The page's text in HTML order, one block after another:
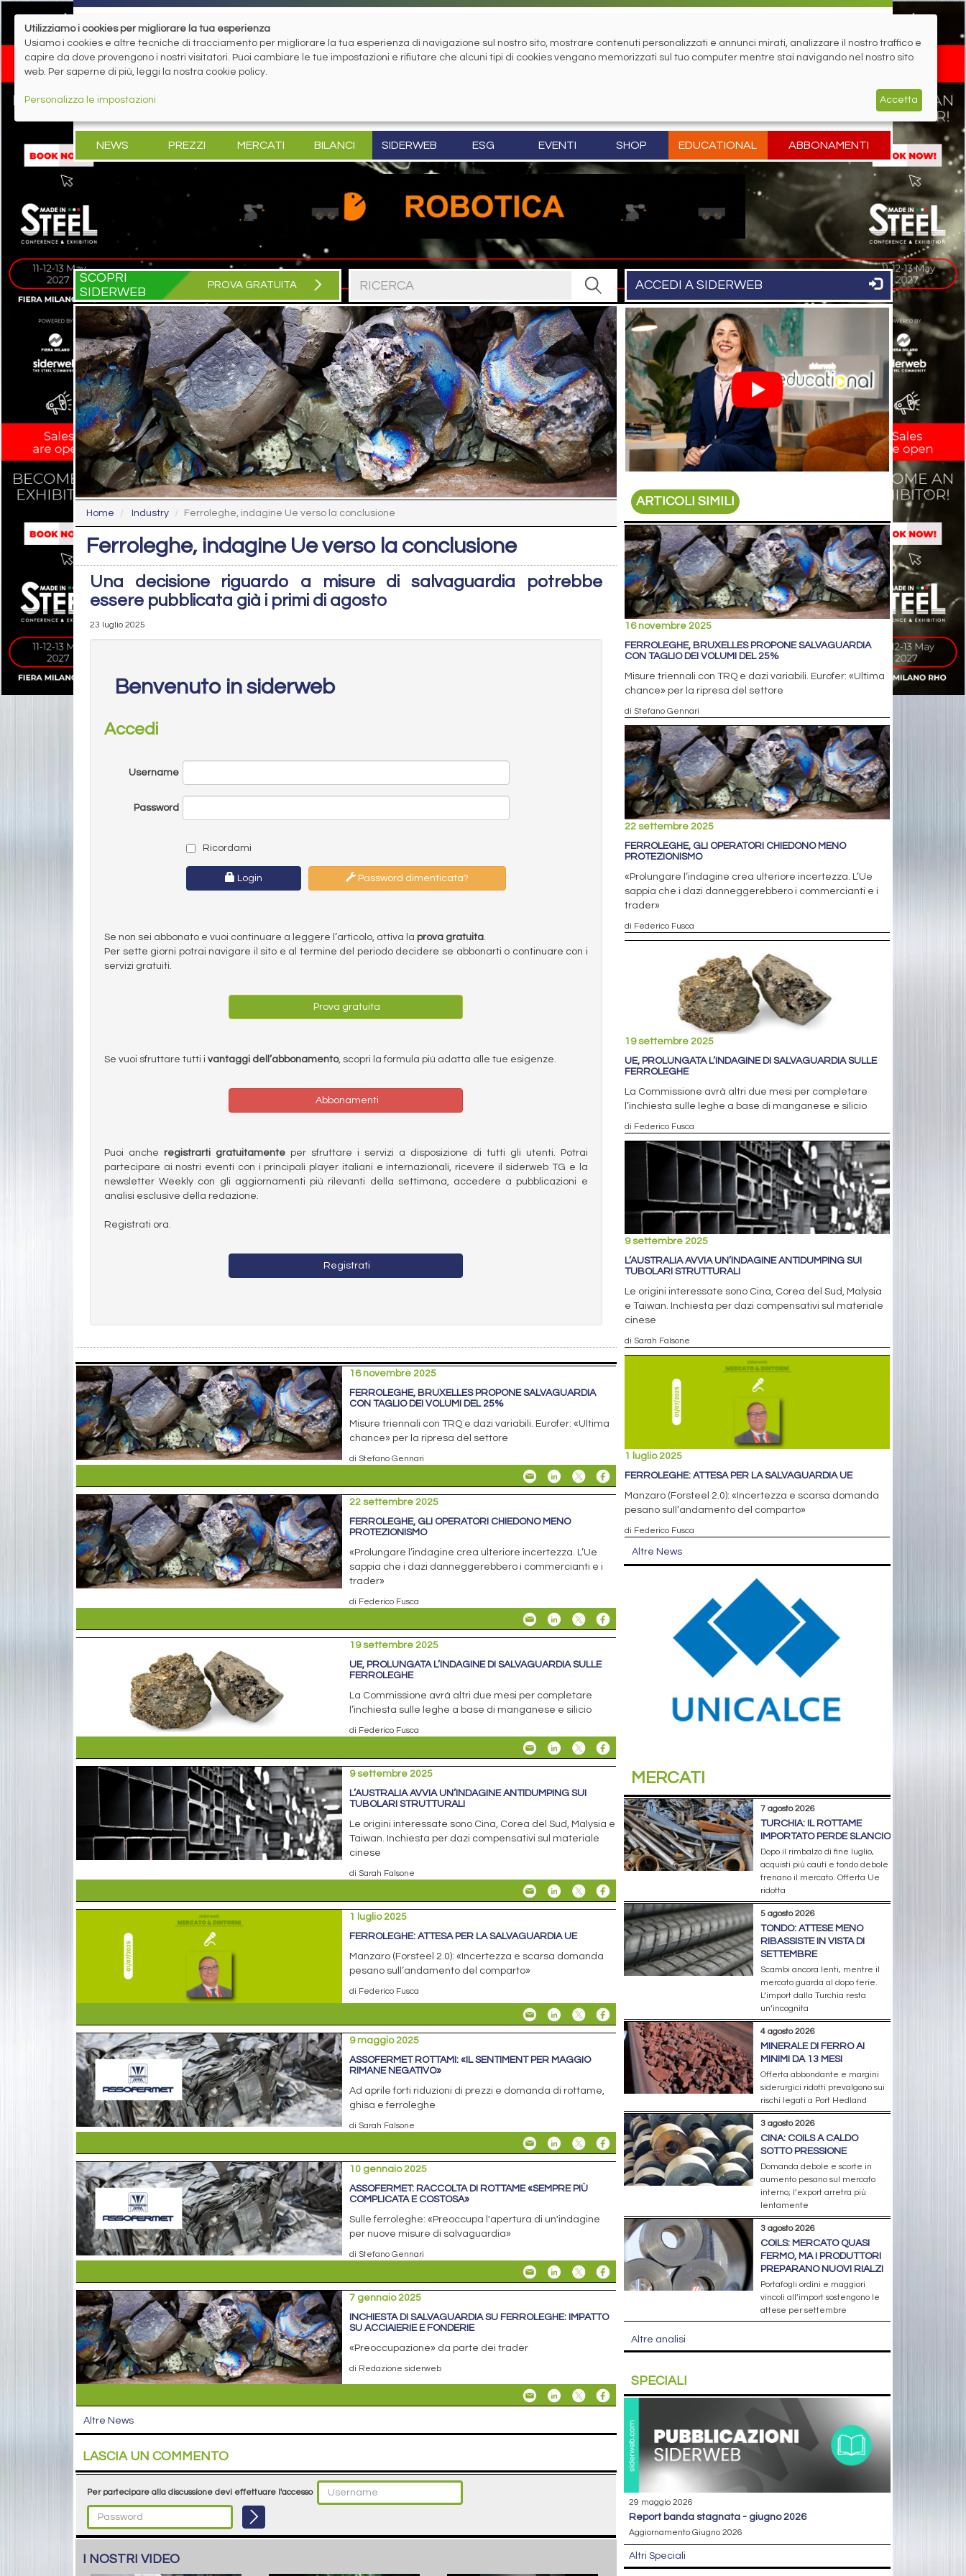
NEWS PREZZI MERCATI BILANCI SIDERWEB ESG EVENTI SHOP EDUCATIONAL ABBONAMENTI
SCOPRI
SIDERWEB
PROVA GRATUITA ACCEDI A SIDERWEB
Home Industry Ferroleghe, indagine Ue verso la conclusione
Ferroleghe, indagine Ue verso la conclusione
Una decisione riguardo a misure di salvaguardia potrebbe
essere pubblicata già i primi di agosto
23 luglio 2025
Benvenuto in siderweb
Accedi
Username
Password
Ricordami
Login Password dimenticata?
Se non sei abbonato e vuoi continuare a leggere l’articolo, attiva la prova gratuita.
Per sette giorni potrai navigare il sito e al termine del periodo decidere se abbonarti o continuare con i
servizi gratuiti.
Prova gratuita
Se vuoi sfruttare tutti i vantaggi dell’abbonamento, scopri la formula più adatta alle tue esigenze.
Abbonamenti
Puoi anche registrarti gratuitamenteper sfruttare i servizi a disposizione di tutti gli utenti. Potrai
partecipare ai nostri eventi con i principali player italiani e internazionali, ricevere il siderweb TG e la
newsletter Weekly con gli aggiornamenti più rilevanti della settimana, accedere a pubblicazioni e
analisi esclusive della redazione.
Registrati ora.
Registrati
16 novembre 2025
FERROLEGHE, BRUXELLES PROPONE SALVAGUARDIA
CON TAGLIO DEI VOLUMI DEL 25%
Misure triennali con TRQ e dazi variabili. Eurofer: «Ultima
chance» per la ripresa del settore
di Stefano Gennari
22 settembre 2025
FERROLEGHE, GLI OPERATORI CHIEDONO MENO
PROTEZIONISMO
«Prolungare l’indagine crea ulteriore incertezza. L’Ue
sappia che i dazi danneggerebbero i commercianti e i
trader»
di Federico Fusca
19 settembre 2025
UE, PROLUNGATA L’INDAGINE DI SALVAGUARDIA SULLE
FERROLEGHE
La Commissione avrà altri due mesi per completare
l’inchiesta sulle leghe a base di manganese e silicio
di Federico Fusca
9 settembre 2025
L’AUSTRALIA AVVIA UN’INDAGINE ANTIDUMPING SUI
TUBOLARI STRUTTURALI
Le origini interessate sono Cina, Corea del Sud, Malysia e
Taiwan. Inchiesta per dazi compensativi sul materiale
cinese
di Sarah Falsone
1 luglio 2025
FERROLEGHE: ATTESA PER LA SALVAGUARDIA UE
Manzaro (Forsteel 2.0): «Incertezza e scarsa domanda
pesano sull’andamento del comparto»
di Federico Fusca
9 maggio 2025
ASSOFERMET ROTTAMI: «IL SENTIMENT PER MAGGIO
RIMANE NEGATIVO»
Ad aprile forti riduzioni di prezzi e domanda di rottame,
ghisa e ferroleghe
di Sarah Falsone
10 gennaio 2025
ASSOFERMET: RACCOLTA DI ROTTAME «SEMPRE PIÙ
COMPLICATA E COSTOSA»
Sulle ferroleghe: «Preoccupa l'apertura di un'indagine
per nuove misure di salvaguardia»
di Stefano Gennari
7 gennaio 2025
INCHIESTA DI SALVAGUARDIA SU FERROLEGHE: IMPATTO
SU ACCIAIERIE E FONDERIE
«Preoccupazione» da parte dei trader
di Redazione siderweb
Altre News
LASCIA UN COMMENTO
Per partecipare alla discussione devi effettuare l'accesso
I NOSTRI VIDEO
ARTICOLI SIMILI
16 novembre 2025
FERROLEGHE, BRUXELLES PROPONE SALVAGUARDIA
CON TAGLIO DEI VOLUMI DEL 25%
Misure triennali con TRQ e dazi variabili. Eurofer: «Ultima
chance» per la ripresa del settore
di Stefano Gennari
22 settembre 2025
FERROLEGHE, GLI OPERATORI CHIEDONO MENO
PROTEZIONISMO
«Prolungare l’indagine crea ulteriore incertezza. L’Ue
sappia che i dazi danneggerebbero i commercianti e i
trader»
di Federico Fusca
19 settembre 2025
UE, PROLUNGATA L’INDAGINE DI SALVAGUARDIA SULLE
FERROLEGHE
La Commissione avrà altri due mesi per completare
l’inchiesta sulle leghe a base di manganese e silicio
di Federico Fusca
9 settembre 2025
L’AUSTRALIA AVVIA UN’INDAGINE ANTIDUMPING SUI
TUBOLARI STRUTTURALI
Le origini interessate sono Cina, Corea del Sud, Malysia
e Taiwan. Inchiesta per dazi compensativi sul materiale
cinese
di Sarah Falsone
1 luglio 2025
FERROLEGHE: ATTESA PER LA SALVAGUARDIA UE
Manzaro (Forsteel 2.0): «Incertezza e scarsa domanda
pesano sull’andamento del comparto»
di Federico Fusca
Altre News
MERCATI
7 agosto 2026
TURCHIA: IL ROTTAME
IMPORTATO PERDE SLANCIO
Dopo il rimbalzo di fine luglio,
acquisti più cauti e tondo debole
frenano il mercato. Offerta Ue
ridotta
5 agosto 2026
TONDO: ATTESE MENO
RIBASSISTE IN VISTA DI
SETTEMBRE
Scambi ancora lenti, mentre il
mercato guarda al dopo ferie.
L’import dalla Turchia resta
un’incognita
4 agosto 2026
MINERALE DI FERRO AI
MINIMI DA 13 MESI
Offerta abbondante e margini
siderurgici ridotti prevalgono sui
rischi legati a Port Hedland
3 agosto 2026
CINA: COILS A CALDO
SOTTO PRESSIONE
Domanda debole e scorte in
aumento pesano sul mercato
interno; l’export arretra più
lentamente
3 agosto 2026
COILS: MERCATO QUASI
FERMO, MA I PRODUTTORI
PREPARANO NUOVI RIALZI
Portafogli ordini e maggiori
vincoli all’import sostengono le
attese per settembre
Altre analisi
SPECIALI
29 maggio 2026
report banda stagnata - giugno 2026
Aggiornamento Giugno 2026
Altri Speciali
Utilizziamo i cookies per migliorare la tua esperienza
Usiamo i cookies e altre tecniche di tracciamento per migliorare la tua esperienza di navigazione sul nostro sito, mostrare contenuti personalizzati e annunci mirati, analizzare il nostro traffico e
capire da dove provengono i nostri visitatori. Puoi cambiare le tue impostazioni e rifiutare che alcuni tipi di cookies vengano memorizzati sul tuo computer mentre stai navigando nel nostro sito
web. Per saperne di più, leggi la nostra cookie policy.
Personalizza le impostazioni Accetta